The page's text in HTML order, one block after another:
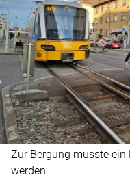
Zur Bergung musste ein
werden.